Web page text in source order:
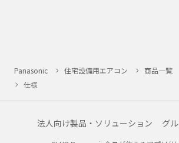
Panasonic 住宅設備用エアコン 商品一覧
仕様
法人向け製品・ソリューション グ